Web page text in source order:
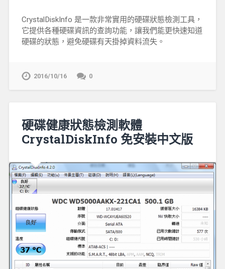
CrystalDiskInfo 是一款非常實用的硬碟狀態檢測工具，
它提供各種硬碟資訊的查詢功能，讓我們能更快速知道
硬碟的狀態，避免硬碟有天掛掉資料流失。
2016/10/16 0
硬碟健康狀態檢測軟體
CrystalDiskInfo 免安裝中文版